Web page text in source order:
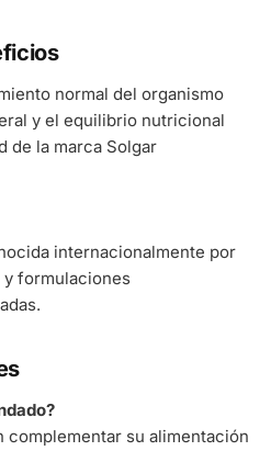
normal del organismo
y el equilibrio nutricional
de la marca Solgar
internacionalmente por
y formulaciones
complementar su alimentación